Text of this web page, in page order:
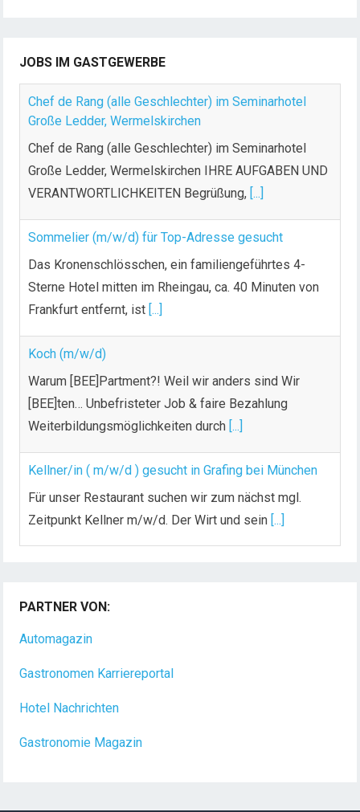
JOBS IM GASTGEWERBE
Chef de Rang (alle Geschlechter) im Seminarhotel
Große Ledder, Wermelskirchen
Chef de Rang (alle Geschlechter) im Seminarhotel
Große Ledder, Wermelskirchen IHRE AUFGABEN UND
VERANTWORTLICHKEITEN Begrüßung, [...]
Sommelier (m/w/d) für Top-Adresse gesucht
Das Kronenschlösschen, ein familiengeführtes 4-
Sterne Hotel mitten im Rheingau, ca. 40 Minuten von
Frankfurt entfernt, ist [...]
Koch (m/w/d)
Warum [BEE]Partment?! Weil wir anders sind Wir
[BEE]ten… Unbefristeter Job & faire Bezahlung
Weiterbildungsmöglichkeiten durch [...]
Kellner/in ( m/w/d ) gesucht in Grafing bei München
Für unser Restaurant suchen wir zum nächst mgl.
Zeitpunkt Kellner m/w/d. Der Wirt und sein [...]
Dein Arbeitsplatz mit Urlaubsfeeling Chef de Rang
(m/w/d) Du bist Gastgeber aus Leidenschaft und
PARTNER VON:
Automagazin
Gastronomen Karriereportal
Hotel Nachrichten
Gastronomie Magazin